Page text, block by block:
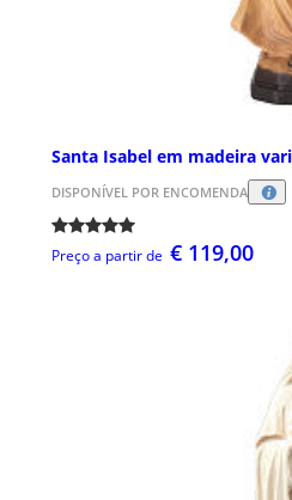
Santa Isabel em madeira
DISPONÍVEL POR ENCOMENDA
Preço a partir de € 119,00